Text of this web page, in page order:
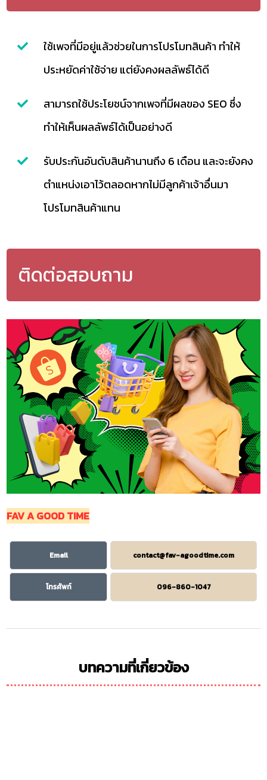
ใช้เพจที่มีอยู่แล้วช่วยในการโปรโมทสินค้า ทำให้
ประหยัดค่าใช้จ่าย แต่ยังคงผลลัพธ์ได้ดี
สามารถใช้ประโยชน์จากเพจที่มีผลของ SEO ซึ่ง
ทำให้เห็นผลลัพธ์ได้เป็นอย่างดี
รับประกันอันดับสินค้านานถึง 6 เดือน และจะยังคง
ตำแหน่งเอาไว้ตลอดหากไม่มีลูกค้าเจ้าอื่นมา
โปรโมทสินค้าแทน
ติดต่อสอบถาม
FAV A GOOD TIME
Email contact@fav-agoodtime.com
โทรศัพท์ 096-860-1047
บทความที่เกี่ยวข้อง